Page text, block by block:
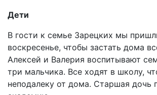
Дети
В гости к семье Зарецких мы
воскресенье, чтобы застать дома
Алексей и Валерия воспитывают
три мальчика. Все ходят в школу,
неподалеку от дома. Старшая дочь